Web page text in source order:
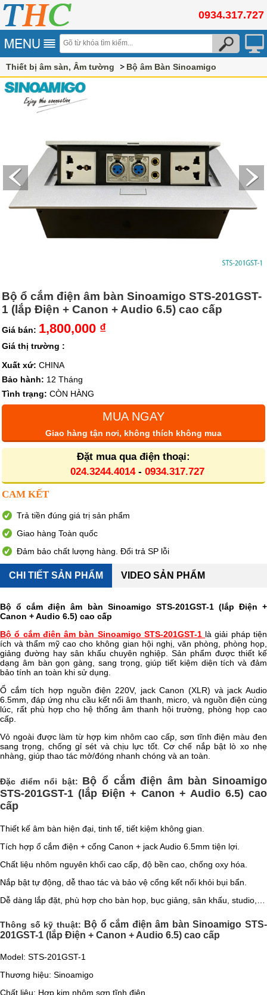
0934.317.727
Thiết bị âm sàn, Âm tường Bộ âm Bàn Sinoamigo
Bộ ổ cắm điện âm bàn Sinoamigo STS-201GST-
1 (lắp Điện + Canon + Audio 6.5) cao cấp
Giá bán: 1,800,000 ₫
Giá thị trường :
Xuất xứ: CHINA
Bảo hành: 12 Tháng
Tình trạng: CÒN HÀNG
MUA NGAY
Giao hàng tận nơi, không thích không mua
Đặt mua qua điện thoại:
024.3244.4014- 0934.317.727
CAM KẾT
Trả tiền đúng giá trị sản phẩm
Giao hàng Toàn quốc
Đảm bảo chất lượng hàng. Đổi trả SP lỗi
CHI TIẾT SẢN PHẨM VIDEO SẢN PHẨM
Bộ ổ cắm điện âm bàn Sinoamigo STS-201GST-1 (lắp Điện +
Canon + Audio 6.5) cao cấp
Bộ ổ cắm điện âm bàn Sinoamigo STS-201GST-1 là giải pháp tiện
ích và thẩm mỹ cao cho không gian hội nghị, văn phòng, phòng họp,
giảng đường hay sân khấu chuyên nghiệp. Sản phẩm được thiết kế
dạng âm bàn gọn gàng, sang trọng, giúp tiết kiệm diện tích và đảm
bảo tính an toàn khi sử dụng.
Ổ cắm tích hợp nguồn điện 220V, jack Canon (XLR) và jack Audio
6.5mm, đáp ứng nhu cầu kết nối âm thanh, micro, và nguồn điện cùng
lúc, rất phù hợp cho hệ thống âm thanh hội trường, phòng họp cao
cấp.
Vỏ ngoài được làm từ hợp kim nhôm cao cấp, sơn tĩnh điện màu đen
sang trọng, chống gỉ sét và chịu lực tốt. Cơ chế nắp bật lò xo nhẹ
nhàng, giúp thao tác mở/đóng nhanh chóng và an toàn.
Đặc điểm nổi bật: Bộ ổ cắm điện âm bàn Sinoamigo
STS-201GST-1 (lắp Điện + Canon + Audio 6.5) cao
cấp
Thiết kế âm bàn hiện đại, tinh tế, tiết kiệm không gian.
Tích hợp ổ cắm điện + cổng Canon + jack Audio 6.5mm tiện lợi.
Chất liệu nhôm nguyên khối cao cấp, độ bền cao, chống oxy hóa.
Nắp bật tự động, dễ thao tác và bảo vệ cổng kết nối khỏi bụi bẩn.
Dễ dàng lắp đặt, phù hợp cho bàn họp, bục giảng, sân khấu, studio,…
Thông số kỹ thuật: Bộ ổ cắm điện âm bàn Sinoamigo STS-
201GST-1 (lắp Điện + Canon + Audio 6.5) cao cấp
Model: STS-201GST-1
Thương hiệu: Sinoamigo
Chất liệu: Hợp kim nhôm sơn tĩnh điện